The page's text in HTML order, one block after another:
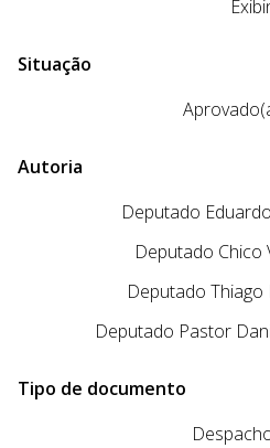
Situação
Autoria
Deputado
Deputado Chico
Deputado
Deputado Pastor
Tipo de documento